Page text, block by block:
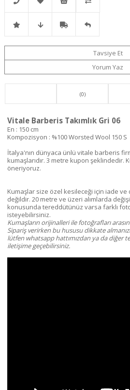
Telefonla Favorilere İstek
Ekle
Karşılaştır
Ürün Düşünce
Ver
Bedava
Gelince
Haber
Ver
Tavsiye Et
Yorum Yaz
(0)
Vitale Barberis Takımlık Gri 06
En : 150 cm
Kompozisyon : %100 Worsted Wool 150 S
İtalya'nın dünyaca ünlü vitale barberis
kumaşlarıdır. 3 metre kupon şeklindedir.
öneriyoruz.
Kumaşlar size özel kesileceği için iade ve
değildir. 20 metre ve üzeri alımlarda
konusunda tereddütünüz varsa farklı
isteyebilirsiniz.
Kumaşların orijinalleri ile fotoğrafları
Sipariş verirken bu hususu dikkate
lütfen whatsapp hattımızdan ya da diğer
iletişime geçebilirsiniz.